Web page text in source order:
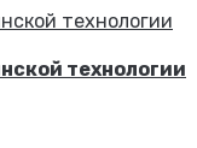
технологии